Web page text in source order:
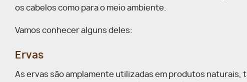
os cabelos como para o meio ambiente.
Vamos conhecer alguns deles:
Ervas
As ervas são amplamente utilizadas em produtos